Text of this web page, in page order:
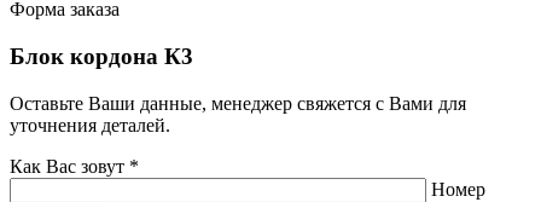
Форма заказа
Блок кордона К3
Оставьте Ваши данные, менеджер свяжется с Вами для
уточнения деталей.
Как Вас зовут *
Номер